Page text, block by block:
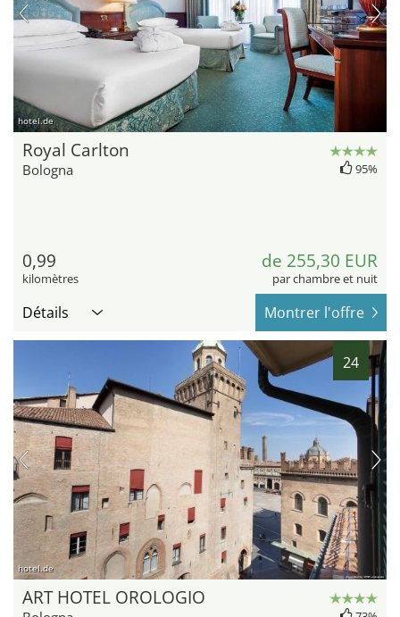
hotel.de
Royal Carlton
Bologna 95%
0,99
kilomètres
de 255,30 EUR
par chambre et nuit
Détails Montrer l'offre
24
hotel.de
ART HOTEL OROLOGIO